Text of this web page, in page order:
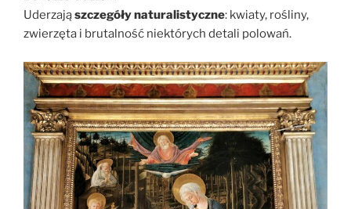
Uderzająszczegóły naturalistyczne: kwiaty, rośliny,
zwierzęta i brutalność niektórych detali polowań.